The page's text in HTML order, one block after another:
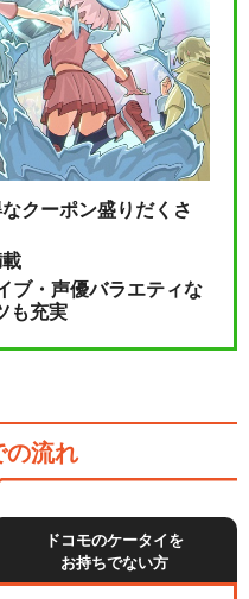
クーポン盛りだくさ
ブ・声優バラエティな
も充実
の流れ
ドコモのケータイを
お持ちでない方